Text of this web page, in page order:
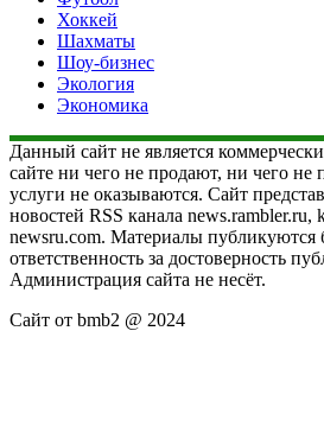
Хоккей
Шахматы
Шоу-бизнес
Экология
Экономика
Данный сайт не является
сайте ни чего не продают, ни чего не
услуги не оказываются. Сайт
новостей RSS канала news.rambler.ru,
newsru.com. Материалы публикуются
ответственность за достоверность
Администрация сайта не несёт.
Сайт от bmb2 @ 2024